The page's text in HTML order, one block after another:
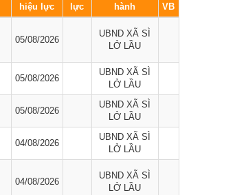
hiệu lực
lực
hành
VB
05/08/2026
UBND XÃ SÌ
LỞ LẦU
05/08/2026
UBND XÃ SÌ
LỞ LẦU
05/08/2026
UBND XÃ SÌ
LỞ LẦU
04/08/2026
UBND XÃ SÌ
LỞ LẦU
04/08/2026
UBND XÃ SÌ
LỞ LẦU